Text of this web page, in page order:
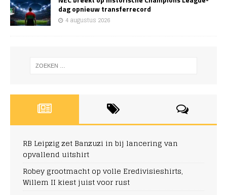
dag opnieuw transferrecord
4 augustus 2026
RB Leipzig zet Banzuzi in bij lancering van
opvallend uitshirt
Robey grootmacht op volle Eredivisieshirts,
Willem II kiest juist voor rust